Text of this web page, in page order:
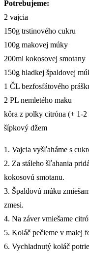
Potrebujeme:
2 vajcia
150g trstinového cukru
100g makovej múky
200ml kokosovej smotany
150g hladkej špaldovej
1 ČL bezfosfátového
2 PL nemletého maku
kôra z polky citróna (+ 1-
šípkový džem
1. Vajcia vyšľaháme s
2. Za stáleho šľahania
kokosovú smotanu.
3. Špaldovú múku
zmesi.
4. Na záver vmiešame
5. Koláč pečieme v malej
6. Vychladnutý koláč